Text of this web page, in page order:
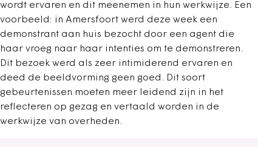
wordt ervaren en dit meenemen in hun werkwijze. Een
voorbeeld: in Amersfoort werd deze week een
demonstrant aan huis bezocht door een agent die
haar vroeg naar haar intenties om te demonstreren.
Dit bezoek werd als zeer intimiderend ervaren en
deed de beeldvorming geen goed. Dit soort
gebeurtenissen moeten meer leidend zijn in het
reflecteren op gezag en vertaald worden in de
werkwijze van overheden.